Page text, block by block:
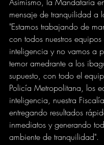
mensaje de tranquilidad a
"Estamos trabajando de
con todos nuestros
inteligencia y no vamos a
temor amedrante a los
supuesto, con todo el
Policía Metropolitana, los
inteligencia, nuestra
entregando resultados
inmediatos y generando
ambiente de tranquilidad".